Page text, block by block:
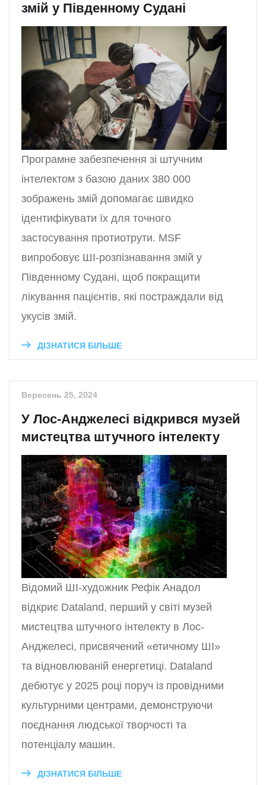
змій у Південному Судані
Програмне забезпечення зі штучним
інтелектом з базою даних 380 000
зображень змій допомагає швидко
ідентифікувати їх для точного
застосування протиотрути. MSF
випробовує ШІ-розпізнавання змій у
Південному Судані, щоб покращити
лікування пацієнтів, які постраждали від
укусів змій.
ДІЗНАТИСЯ БІЛЬШЕ
Вересень 25, 2024
У Лос-Анджелесі відкрився музей
мистецтва штучного інтелекту
Відомий ШІ-художник Рефік Анадол
відкриє Dataland, перший у світі музей
мистецтва штучного інтелекту в Лос-
Анджелесі, присвячений «етичному ШІ»
та відновлюваній енергетиці. Dataland
дебютує у 2025 році поруч із провідними
культурними центрами, демонструючи
поєднання людської творчості та
потенціалу машин.
ДІЗНАТИСЯ БІЛЬШЕ